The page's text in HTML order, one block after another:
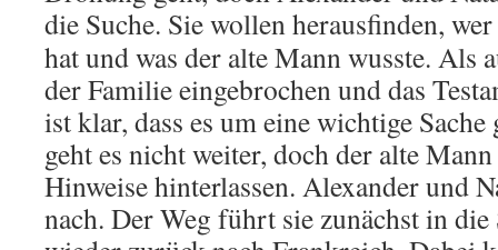
die Suche. Sie wollen herausfinden,
hat und was der alte Mann wusste. Als
der Familie eingebrochen und das
ist klar, dass es um eine wichtige Sache
geht es nicht weiter, doch der alte
Hinweise hinterlassen. Alexander und
nach. Der Weg führt sie zunächst in